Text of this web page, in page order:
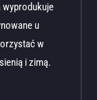
u
w
i zimą.